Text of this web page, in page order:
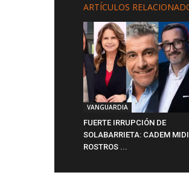
ARTÍCULOS
VANGUARDIA
FUERTE IRRUPCIÓN DE
SOLABARRIETA: CADEM
ROSTROS ...